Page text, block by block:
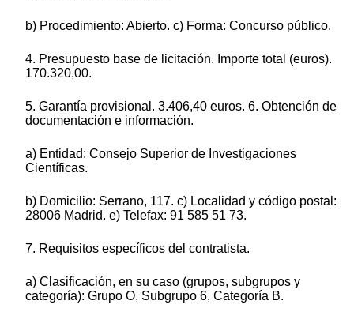
b) Procedimiento: Abierto. c) Forma: Concurso público.
4. Presupuesto base de licitación. Importe total (euros).
170.320,00.
5. Garantía provisional. 3.406,40 euros. 6. Obtención de
documentación e información.
a) Entidad: Consejo Superior de Investigaciones
Científicas.
b) Domicilio: Serrano, 117. c) Localidad y código postal:
28006 Madrid. e) Telefax: 91 585 51 73.
7. Requisitos específicos del contratista.
a) Clasificación, en su caso (grupos, subgrupos y
categoría): Grupo O, Subgrupo 6, Categoría B.